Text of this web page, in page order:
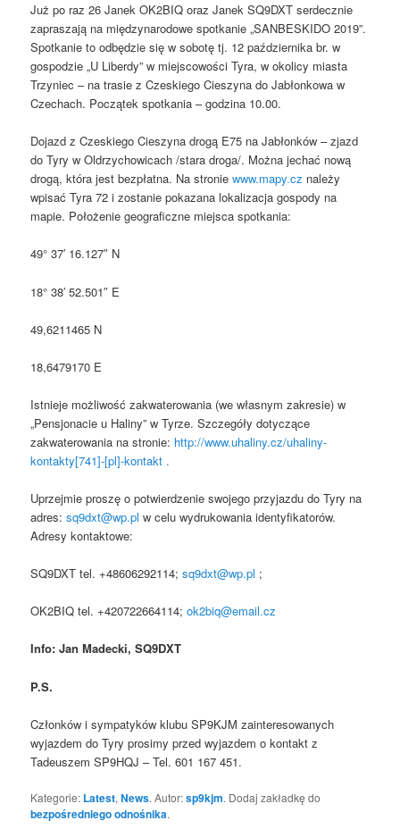
Już po raz 26 Janek OK2BIQ oraz Janek SQ9DXT serdecznie
zapraszają na międzynarodowe spotkanie „SANBESKIDO 2019”.
Spotkanie to odbędzie się w sobotę tj. 12 października br. w
gospodzie „U Liberdy” w miejscowości Tyra, w okolicy miasta
Trzyniec – na trasie z Czeskiego Cieszyna do Jabłonkowa w
Czechach. Początek spotkania – godzina 10.00.
Dojazd z Czeskiego Cieszyna drogą E75 na Jabłonków – zjazd
do Tyry w Oldrzychowicach /stara droga/. Można jechać nową
drogą, która jest bezpłatna. Na stroniewww.mapy.cz należy
wpisać Tyra 72 i zostanie pokazana lokalizacja gospody na
mapie. Położenie geograficzne miejsca spotkania:
49° 37′ 16.127″ N
18° 38′ 52.501″ E
49,6211465 N
18,6479170 E
Istnieje możliwość zakwaterowania (we własnym zakresie) w
„Pensjonacie u Haliny” w Tyrze. Szczegóły dotyczące
zakwaterowania na stronie: http://www.uhaliny.cz/uhaliny-
kontakty[741]-[pl]-kontakt .
Uprzejmie proszę o potwierdzenie swojego przyjazdu do Tyry na
adres:sq9dxt@wp.pl w celu wydrukowania identyfikatorów.
Adresy kontaktowe:
SQ9DXT tel. +48606292114;sq9dxt@wp.pl ;
OK2BIQ tel. +420722664114;ok2biq@email.cz
Info:Jan Madecki, SQ9DXT
P.S.
Członków i sympatyków klubu SP9KJM zainteresowanych
wyjazdem do Tyry prosimy przed wyjazdem o kontakt z
Tadeuszem SP9HQJ – Tel. 601 167 451.
Kategorie: Latest,News. Autor:sp9kjm. Dodaj zakładkę do
bezpośredniego odnośnika.